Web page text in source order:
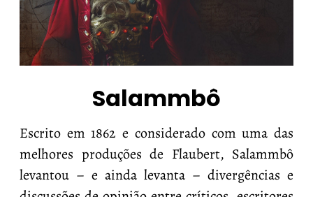
Salammbô
Escrito em 1862 e considerado com uma das
melhores produções de Flaubert, Salammbô
levantou – e ainda levanta – divergências e